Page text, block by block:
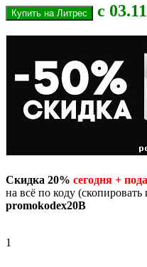
с
Скидка 20% сегодня +
на всё по коду (скопировать
promokodex20B
1